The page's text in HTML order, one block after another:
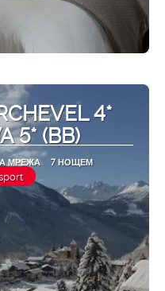
4*
5* (BB)
МРЕЖА 7 НОЩЕМ